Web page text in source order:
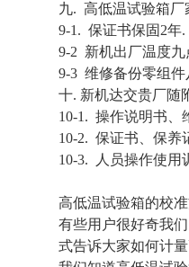
九. 高低温试验箱厂
9-1. 保证书保固2年.
9-2 新机出厂温度九
9-3 维修备份零组
十. 新机达交贵厂随
10-1. 操作说明书、
10-2. 保证书、保养
10-3. 人员操作使用
高低温试验箱的校
有些用户很好奇我
式告诉大家如何计